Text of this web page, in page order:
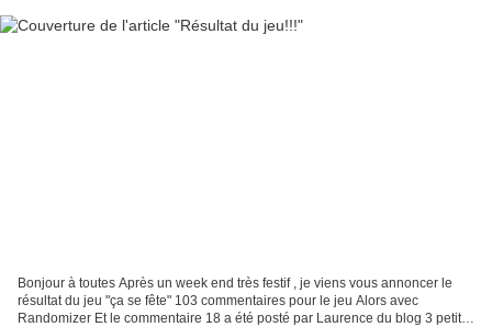
Bonjour à toutes Après un week end très festif , je viens vous annoncer le
résultat du jeu "ça se fête" 103 commentaires pour le jeu Alors avec
Randomizer Et le commentaire 18 a été posté par Laurence du blog 3 petits